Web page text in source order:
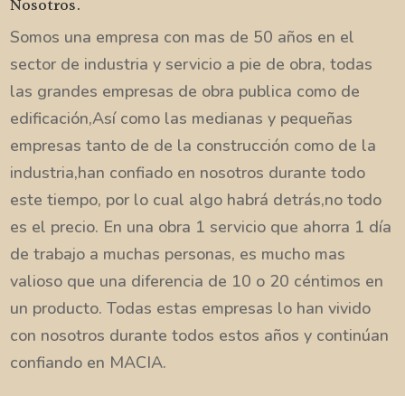
Nosotros.
Somos una empresa con mas de 50 años en el
sector de industria y servicio a pie de obra, todas
las grandes empresas de obra publica como de
edificación,Así como las medianas y pequeñas
empresas tanto de de la construcción como de la
industria,han confiado en nosotros durante todo
este tiempo, por lo cual algo habrá detrás,no todo
es el precio. En una obra 1 servicio que ahorra 1 día
de trabajo a muchas personas, es mucho mas
valioso que una diferencia de 10 o 20 céntimos en
un producto. Todas estas empresas lo han vivido
con nosotros durante todos estos años y continúan
confiando en MACIA.